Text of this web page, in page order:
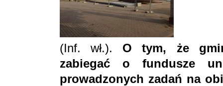
(Inf. wł.). O tym, że
zabiegać o fundusze
prowadzonych zadań na